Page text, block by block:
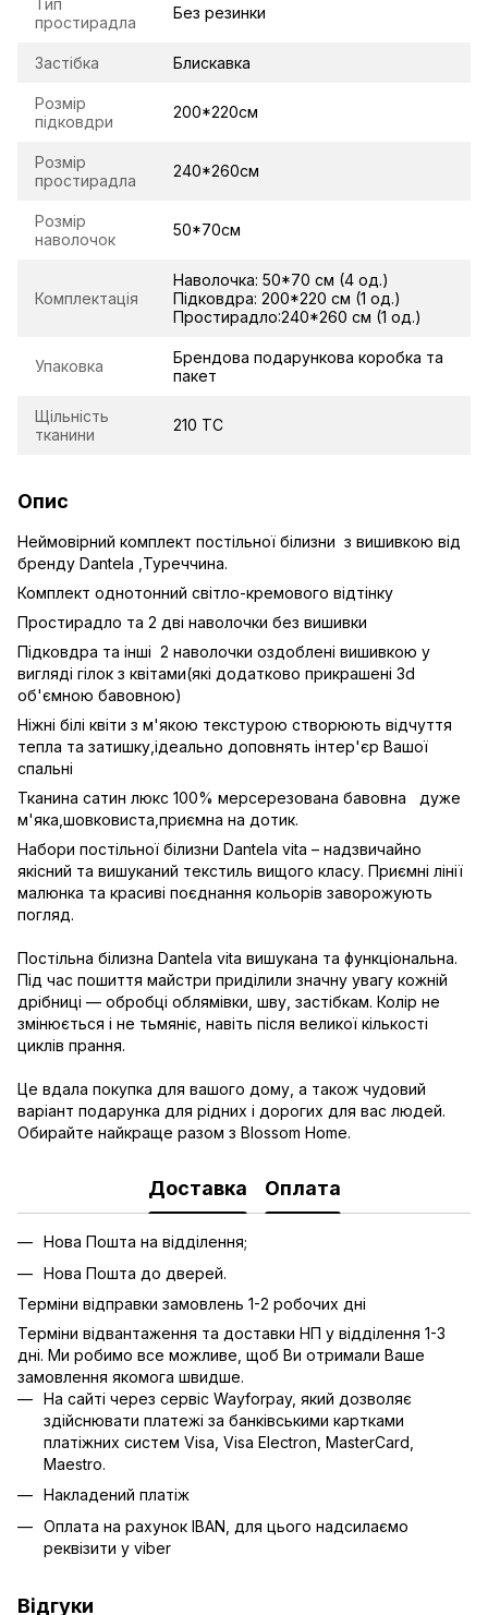
Тип
простирадла
Без резинки
Застібка Блискавка
Розмір
підковдри
200*220см
Розмір
простирадла
240*260см
Розмір
наволочок
50*70см
Комплектація
Наволочка: 50*70 см (4 од.)
Підковдра: 200*220 см (1 од.)
Простирадло:240*260 см (1 од.)
Упаковка
Брендова подарункова коробка та
пакет
Щільність
тканини
210 TC
Опис
Неймовірний комплект постільної білизни з вишивкою від
бренду Dantela ,Туреччина.
Комплект однотонний світло-кремового відтінку
Простирадло та 2 дві наволочки без вишивки
Підковдра та інші 2 наволочки оздоблені вишивкою у
вигляді гілок з квітами(які додатково прикрашені 3d
об'ємною бавовною)
Ніжні білі квіти з м'якою текстурою створюють відчуття
тепла та затишку,ідеально доповнять інтер'єр Вашої
спальні
Тканина сатин люкс 100% мерсерезована бавовна дуже
м'яка,шовковиста,приємна на дотик.
Набори постільної білизни Dantela vita – надзвичайно
якісний та вишуканий текстиль вищого класу. Приємні лінії
малюнка та красиві поєднання кольорів заворожують
погляд.
Постільна білизна Dantela vita вишукана та функціональна.
Під час пошиття майстри приділили значну увагу кожній
дрібниці — обробці облямівки, шву, застібкам. Колір не
змінюється і не тьмяніє, навіть після великої кількості
циклів прання.
Це вдала покупка для вашого дому, а також чудовий
варіант подарунка для рідних і дорогих для вас людей.
Обирайте найкраще разом з Blossom Home.
Доставка Оплата
Нова Пошта на відділення;
Нова Пошта до дверей.
Терміни відправки замовлень 1-2 робочих дні
Терміни відвантаження та доставки НП у відділення 1-3
дні. Ми робимо все можливе, щоб Ви отримали Ваше
замовлення якомога швидше.
На сайті через сервіс Wayforpay, який дозволяє
здійснювати платежі за банківськими картками
платіжних систем Visa, Visa Electron, MasterCard,
Maestro.
Накладений платіж
Оплата на рахунок IBAN, для цього надсилаємо
реквізити у viber
Відгуки